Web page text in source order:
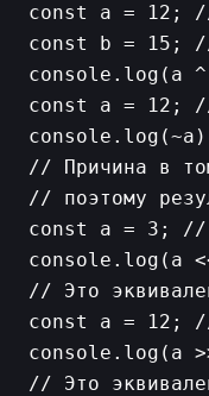
const a = 12; //
const b = 15; //
console.log(a
const a = 12; //
// Причина в
// поэтому
const a = 3; //
console.log(a
// Это
const a = 12; //
console.log(a
// Это